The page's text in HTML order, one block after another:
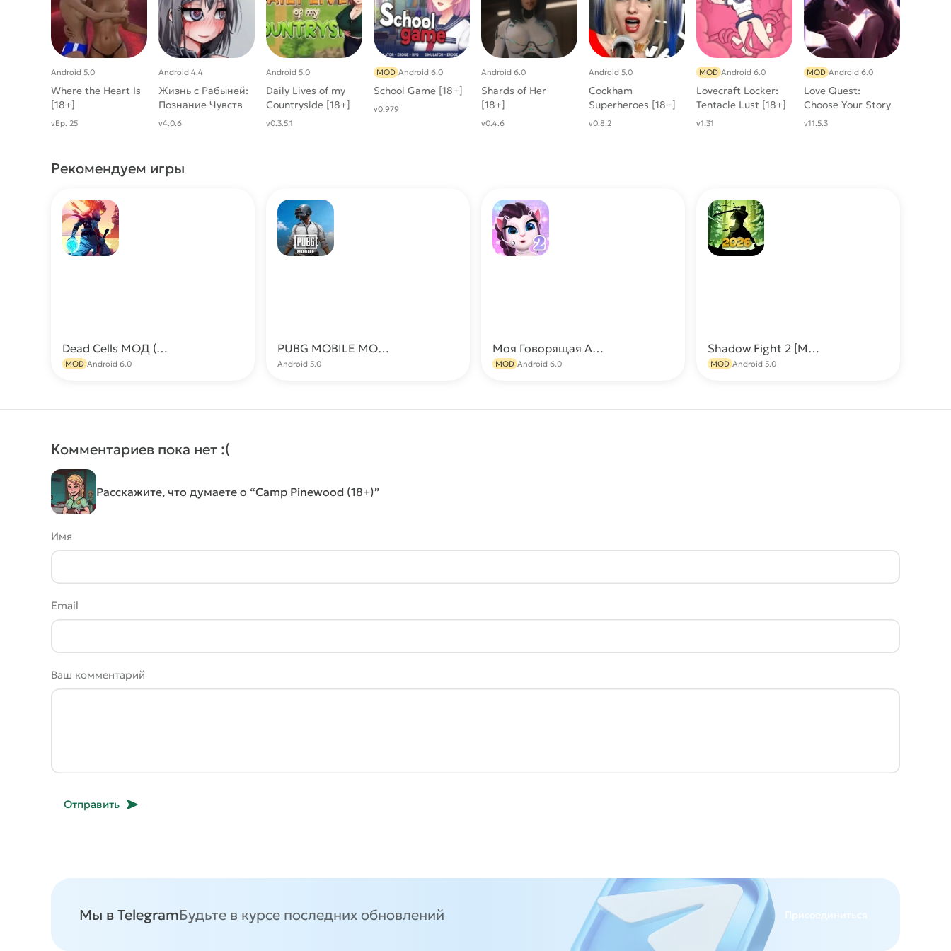
Where the Heart Is
[18+]
Android 5.0
vEp. 25
Жизнь с Рабыней:
Познание Чувств
(Без цензуры)
Android 4.4
v4.0.6
Daily Lives of my
Countryside [18+]
Android 5.0
v0.3.5.1
School Game [18+]
MOD Android 6.0
v0.979
Shards of Her
[18+]
Android 6.0
v0.4.6
Cockham
Superheroes [18+]
Android 5.0
v0.8.2
Lovecraft Locker:
Tentacle Lust [18+]
MOD Android 6.0
v1.31
Love Quest:
Choose Your Story
[Много
MOD Android 6.0
v11.5.3
Рекомендуем игры
Dead Cells МОД (Меню/Всё открыто)
MOD Android 6.0
PUBG MOBILE МОД (ESP, Aimbot, Без бана)
Android 5.0
Моя Говорящая Анджела 2 (Много денег)
MOD Android 6.0
Shadow Fight 2 [Мод: Всë открыто, много денег, бессмертие и 999 уровень]
MOD Android 5.0
Комментариев пока нет :(
Расскажите, что думаете о “Camp Pinewood (18+)”
Имя
Email
Ваш комментарий
Отправить
Мы в TelegramБудьте в курсе последних обновлений Присоединиться